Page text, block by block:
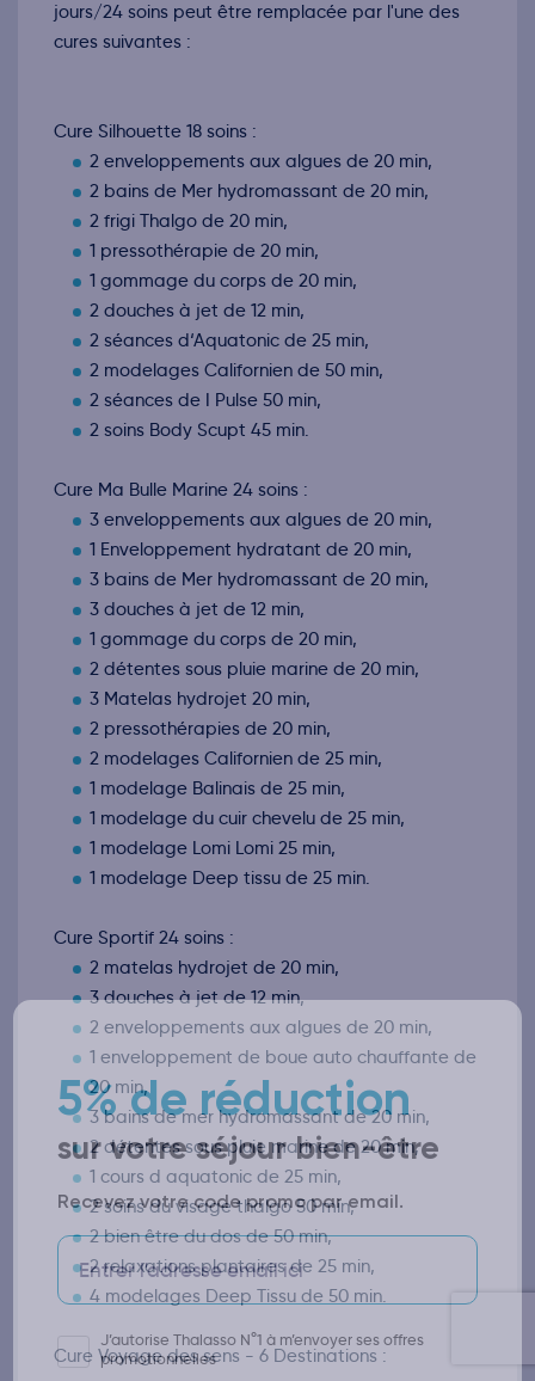
jours/24 soins peut être remplacée par l'une des
cures suivantes :
Cure Silhouette 18 soins :
2 enveloppements aux algues de 20 min,
2 bains de Mer hydromassant de 20 min,
2 frigi Thalgo de 20 min,
1 pressothérapie de 20 min,
1 gommage du corps de 20 min,
2 douches à jet de 12 min,
2 séances d‘Aquatonic de 25 min,
2 modelages Californien de 50 min,
2 séances de I Pulse 50 min,
2 soins Body Scupt 45 min.
Cure Ma Bulle Marine 24 soins :
3 enveloppements aux algues de 20 min,
1 Enveloppement hydratant de 20 min,
3 bains de Mer hydromassant de 20 min,
3 douches à jet de 12 min,
1 gommage du corps de 20 min,
2 détentes sous pluie marine de 20 min,
3 Matelas hydrojet 20 min,
2 pressothérapies de 20 min,
2 modelages Californien de 25 min,
1 modelage Balinais de 25 min,
1 modelage du cuir chevelu de 25 min,
1 modelage Lomi Lomi 25 min,
1 modelage Deep tissu de 25 min.
Cure Sportif 24 soins :
2 matelas hydrojet de 20 min,
3 douches à jet de 12 min,
2 enveloppements aux algues de 20 min,
1 enveloppement de boue auto chauffante de
20 min,
3 bains de mer hydromassant de 20 min,
2 détentes sous pluie marine de 20 min,
1 cours d aquatonic de 25 min,
2 soins du visage thalgo 50 min,
2 bien être du dos de 50 min,
2 relaxations plantaires de 25 min,
4 modelages Deep Tissu de 50 min.
Cure Voyage des sens - 6 Destinations :
5% de réduction
sur votre séjour bien-être
Recevez votre code promo par email.
J’autorise Thalasso N°1 à m’envoyer ses offres
promotionnelles
Obtenir mon code